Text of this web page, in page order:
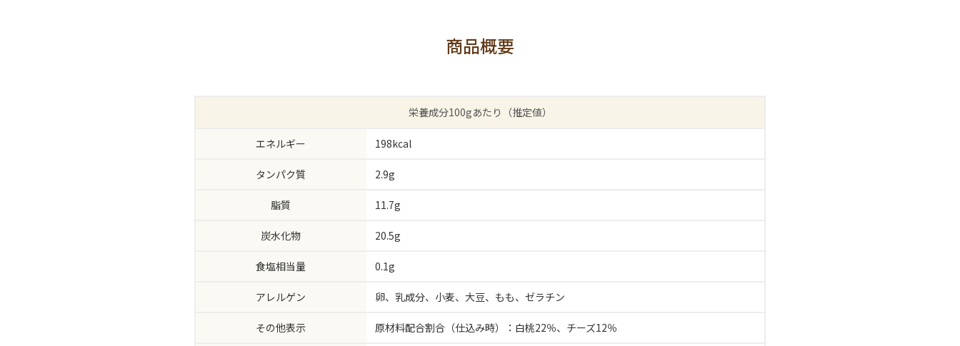
商品概要
栄養成分100gあたり（推定値）
エネルギー 198kcal
タンパク質 2.9g
脂質 11.7g
炭水化物 20.5g
食塩相当量 0.1g
アレルゲン 卵、乳成分、小麦、大豆、もも、ゼラチン
その他表示 原材料配合割合（仕込み時）：白桃22％、チーズ12％